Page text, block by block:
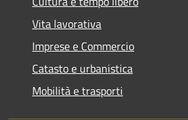
Vita lavorativa
Imprese e Commercio
Catasto e urbanistica
Mobilità e trasporti